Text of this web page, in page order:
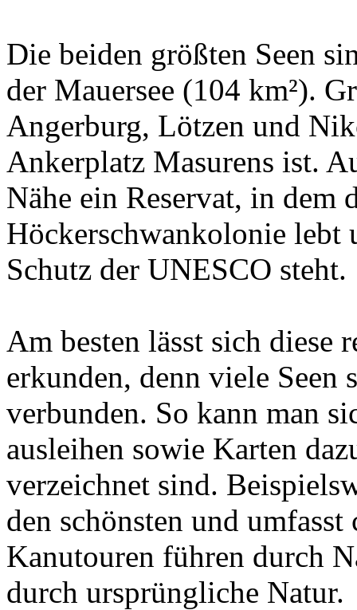
Die beiden größten Seen
der Mauersee (104 km²).
Angerburg, Lötzen und
Ankerplatz Masurens ist.
Nähe ein Reservat, in dem
Höckerschwankolonie lebt
Schutz der UNESCO steht.
Am besten lässt sich diese
erkunden, denn viele Seen
verbunden. So kann man
ausleihen sowie Karten
verzeichnet sind.
den schönsten und
Kanutouren führen durch
durch ursprüngliche Natur.